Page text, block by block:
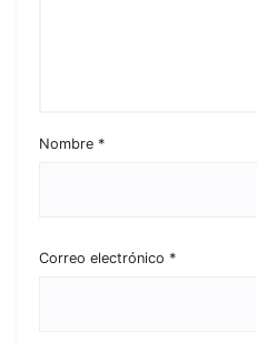
Nombre *
Correo electrónico *